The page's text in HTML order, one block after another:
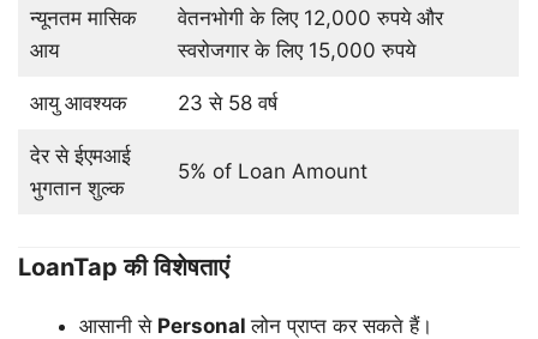
न्यूनतम मासिक
आय
वेतनभोगी के लिए 12,000 रुपये और
स्वरोजगार के लिए 15,000 रुपये
आयु आवश्यक 23 से 58 वर्ष
देर से ईएमआई
भुगतान शुल्क
5% of Loan Amount
LoanTap की विशेषताएं
आसानी से Personalलोन प्राप्त कर सकते हैं।